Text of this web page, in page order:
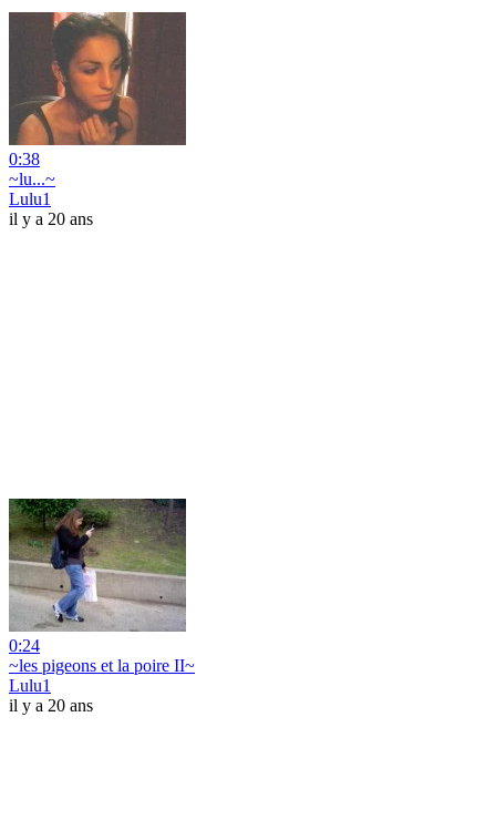
0:38
~lu...~
Lulu1
il y a 20 ans
0:24
~les pigeons et la poire II~
Lulu1
il y a 20 ans